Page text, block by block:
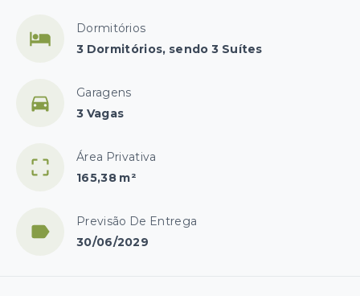
Dormitórios
3 Dormitórios, sendo 3 Suítes
Garagens
3 Vagas
Área Privativa
165,38 m²
Previsão De Entrega
30/06/2029